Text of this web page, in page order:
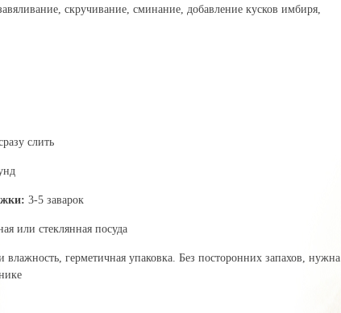
скручивание, сминание, добавление кусков имбиря,
слить
3-5 заварок
или стеклянная посуда
влажность, герметичная упаковка. Без посторонних запахов, нужна